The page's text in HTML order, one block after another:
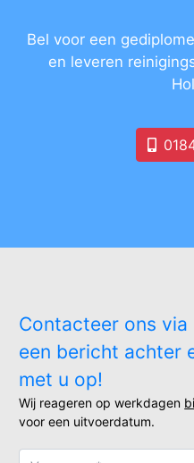
Bel voor een
en leveren
Contacteer ons
een bericht achter
met u op!
Wij reageren op werkdagen
voor een uitvoerdatum.